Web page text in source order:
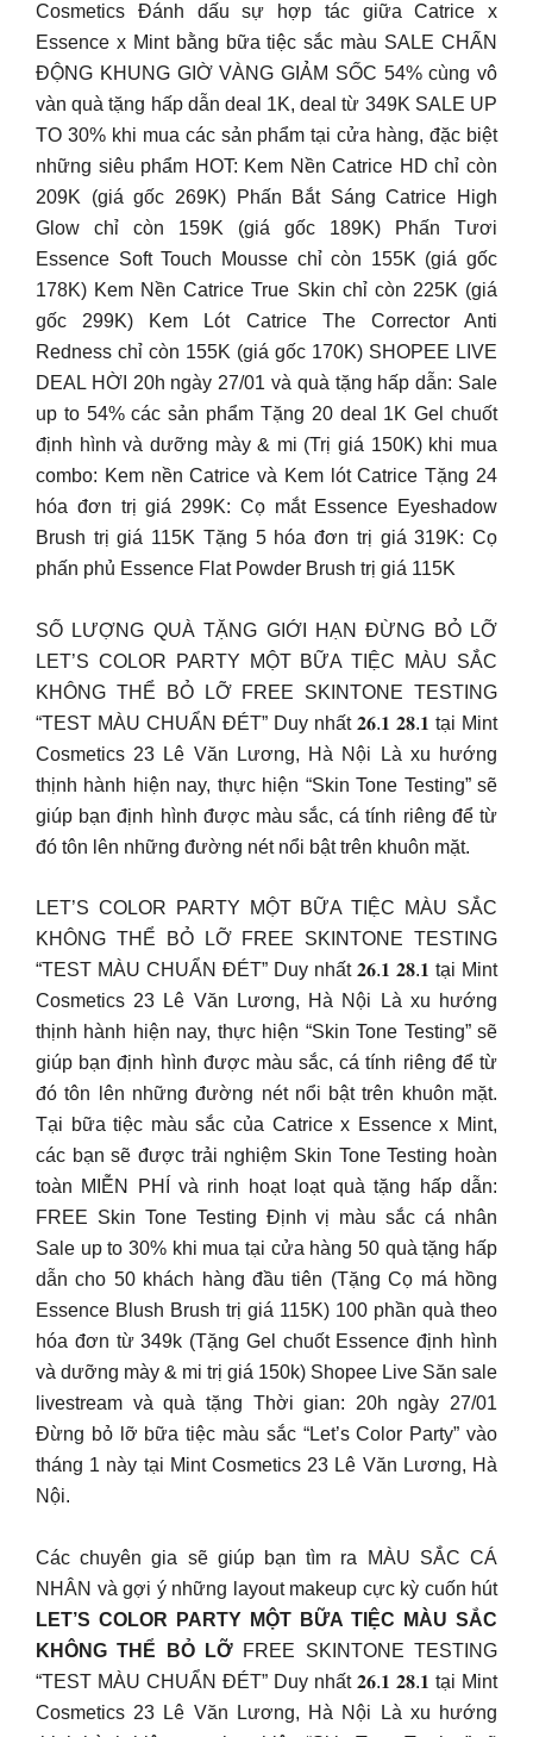
Cosmetics Đánh dấu sự hợp tác giữa Catrice x
Essence x Mint bằng bữa tiệc sắc màu SALE CHẤN
ĐỘNG KHUNG GIỜ VÀNG GIẢM SỐC 54% cùng vô
vàn quà tặng hấp dẫn deal 1K, deal từ 349K SALE UP
TO 30% khi mua các sản phẩm tại cửa hàng, đặc biệt
những siêu phẩm HOT: Kem Nền Catrice HD chỉ còn
209K (giá gốc 269K) Phấn Bắt Sáng Catrice High
Glow chỉ còn 159K (giá gốc 189K) Phấn Tươi
Essence Soft Touch Mousse chỉ còn 155K (giá gốc
178K) Kem Nền Catrice True Skin chỉ còn 225K (giá
gốc 299K) Kem Lót Catrice The Corrector Anti
Redness chỉ còn 155K (giá gốc 170K) SHOPEE LIVE
DEAL HỜI 20h ngày 27/01 và quà tặng hấp dẫn: Sale
up to 54% các sản phẩm Tặng 20 deal 1K Gel chuốt
định hình và dưỡng mày & mi (Trị giá 150K) khi mua
combo: Kem nền Catrice và Kem lót Catrice Tặng 24
hóa đơn trị giá 299K: Cọ mắt Essence Eyeshadow
Brush trị giá 115K Tặng 5 hóa đơn trị giá 319K: Cọ
phấn phủ Essence Flat Powder Brush trị giá 115K
SỐ LƯỢNG QUÀ TẶNG GIỚI HẠN ĐỪNG BỎ LỠ
LET’S COLOR PARTY MỘT BỮA TIỆC MÀU SẮC
KHÔNG THỂ BỎ LỠ FREE SKINTONE TESTING
“TEST MÀU CHUẨN ĐÉT” Duy nhất 𝟐𝟔.𝟏 𝟐𝟖.𝟏 tại Mint
Cosmetics 23 Lê Văn Lương, Hà Nội Là xu hướng
thịnh hành hiện nay, thực hiện “Skin Tone Testing” sẽ
giúp bạn định hình được màu sắc, cá tính riêng để từ
đó tôn lên những đường nét nổi bật trên khuôn mặt.
LET’S COLOR PARTY MỘT BỮA TIỆC MÀU SẮC
KHÔNG THỂ BỎ LỠ FREE SKINTONE TESTING
“TEST MÀU CHUẨN ĐÉT” Duy nhất 𝟐𝟔.𝟏 𝟐𝟖.𝟏 tại Mint
Cosmetics 23 Lê Văn Lương, Hà Nội Là xu hướng
thịnh hành hiện nay, thực hiện “Skin Tone Testing” sẽ
giúp bạn định hình được màu sắc, cá tính riêng để từ
đó tôn lên những đường nét nổi bật trên khuôn mặt.
Tại bữa tiệc màu sắc của Catrice x Essence x Mint,
các bạn sẽ được trải nghiệm Skin Tone Testing hoàn
toàn MIỄN PHÍ và rinh hoạt loạt quà tặng hấp dẫn:
FREE Skin Tone Testing Định vị màu sắc cá nhân
Sale up to 30% khi mua tại cửa hàng 50 quà tặng hấp
dẫn cho 50 khách hàng đầu tiên (Tặng Cọ má hồng
Essence Blush Brush trị giá 115K) 100 phần quà theo
hóa đơn từ 349k (Tặng Gel chuốt Essence định hình
và dưỡng mày & mi trị giá 150k) Shopee Live Săn sale
livestream và quà tặng Thời gian: 20h ngày 27/01
Đừng bỏ lỡ bữa tiệc màu sắc “Let’s Color Party” vào
tháng 1 này tại Mint Cosmetics 23 Lê Văn Lương, Hà
Nội.
Các chuyên gia sẽ giúp bạn tìm ra MÀU SẮC CÁ
NHÂN và gợi ý những layout makeup cực kỳ cuốn hút
LET’S COLOR PARTY MỘT BỮA TIỆC MÀU SẮC
KHÔNG THỂ BỎ LỠ FREE SKINTONE TESTING
“TEST MÀU CHUẨN ĐÉT” Duy nhất 𝟐𝟔.𝟏 𝟐𝟖.𝟏 tại Mint
Cosmetics 23 Lê Văn Lương, Hà Nội Là xu hướng